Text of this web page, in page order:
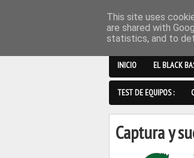
INICIO EL BLACK
TEST DE EQUIPOS :
Captura y
This site uses
are shared with
statistics, and to